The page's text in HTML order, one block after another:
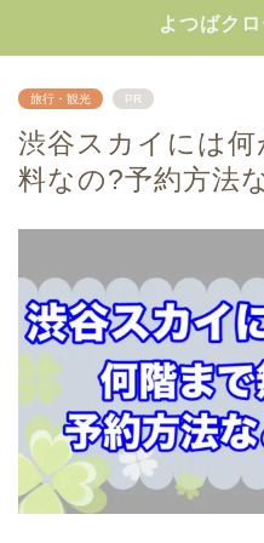
よつばク
旅行・観光 PR
渋谷スカイには
料なの?予約方法